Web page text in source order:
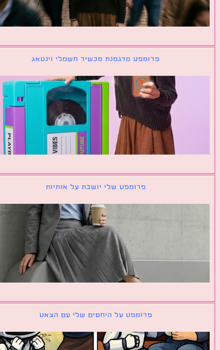
פרומפט מדגמנת מכשיר חשמלי וינטאג
פרומפט שלי יושבת על אותיות
פרומפט על היחסים שלי עם הצאט